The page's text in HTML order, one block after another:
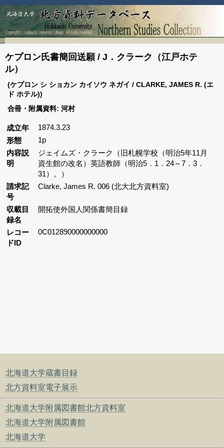
北海道大学蔵書目録
北方資料室電子展示
北海道大学附属図書館北方資料室
北海道大学附属図書館
北海道大学
ケプロン氏書簡回送願 / J．クラーク（江戸ホテ
ル）
(ケプロン シ ショカン カイソウ ネガイ / CLARKE, JAMES R. (エ
ド ホテル))
合冊・附属資料: 河村
成立年
1874.3.23
形態
1p
内容説
明
ジェイムズ・クラーク（旧札幌学校（明治5年11月
資生館の改名）英語教師（明治5．1．24～7．3．
31）。）
請求記
号
Clarke, James R. 006 (北大北方資料室)
収載目
録名
開拓使外国人関係書簡目録
レコー
ドID
0C012890000000000